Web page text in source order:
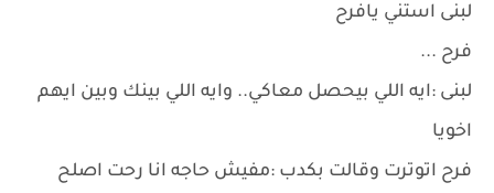
لبنى استني يافرح
فرح ...
لبنى :ايه اللي بيحصل معاكي.. وايه اللي بينك وبين ايهم
اخويا
فرح اتوترت وقالت بكدب :مفيش حاجه انا رحت اصلح